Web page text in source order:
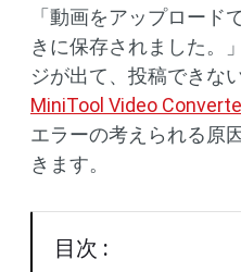
「動画をアップロード
きに保存されました。
ジが出て、投稿できな
MiniTool Video
エラーの考えられる原
きます。
目次 :